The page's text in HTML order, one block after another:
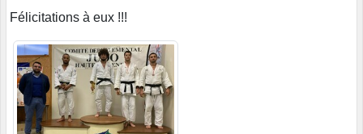
Félicitations à eux !!!